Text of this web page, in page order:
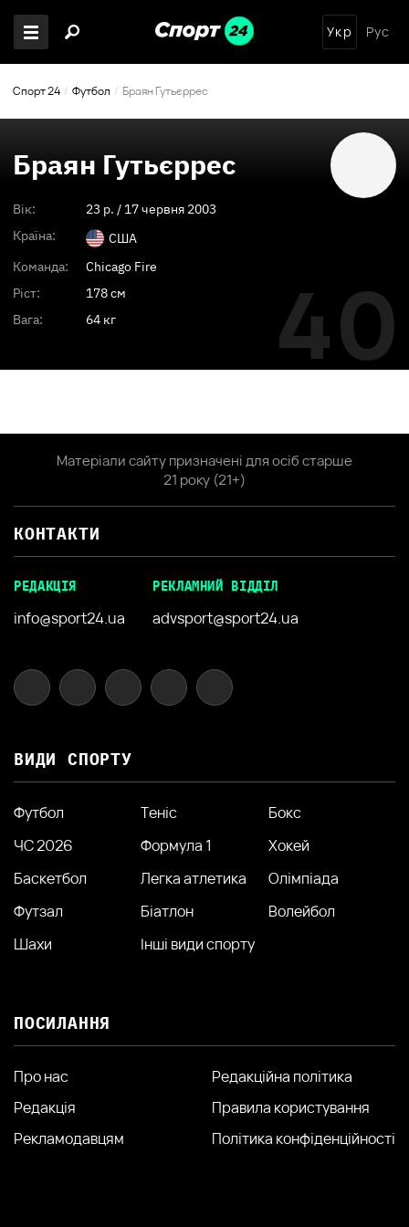
Укр Рус
Спорт 24 Футбол Браян Гутьєррес
Браян Гутьєррес
Вік: 23 p. / 17 червня 2003
Країна:
США
Команда:
Chicago Fire
Ріст:
178 см
Вага:
64 кг 40
Матеріали сайту призначені для осіб старше
21 року (21+)
КОНТАКТИ
РЕДАКЦІЯ
info@sport24.ua
РЕКЛАМНИЙ ВІДДІЛ
advsport@sport24.ua
ВИДИ СПОРТУ
Футбол Теніс
Бокс
ЧС 2026
Формула 1
Хокей
Баскетбол
Легка атлетика
Олімпіада
Футзал
Біатлон
Волейбол
Шахи
Інші види спорту
ПОСИЛАННЯ
Про нас
Редакція
Рекламодавцям
Редакційна політика
Правила користування
Політика конфіденційності